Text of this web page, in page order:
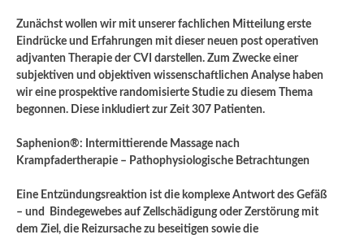
Zunächst wollen wir mit unserer fachlichen Mitteilung erste
Eindrücke und Erfahrungen mit dieser neuen post operativen
adjvanten Therapie der CVI darstellen. Zum Zwecke einer
subjektiven und objektiven wissenschaftlichen Analyse haben
wir eine prospektive randomisierte Studie zu diesem Thema
begonnen. Diese inkludiert zur Zeit 307 Patienten.
Saphenion®: Intermittierende Massage nach
Krampfadertherapie – Pathophysiologische Betrachtungen
Eine Entzündungsreaktion ist die komplexe Antwort des Gefäß
– und Bindegewebes auf Zellschädigung oder Zerstörung mit
dem Ziel, die Reizursache zu beseitigen sowie die